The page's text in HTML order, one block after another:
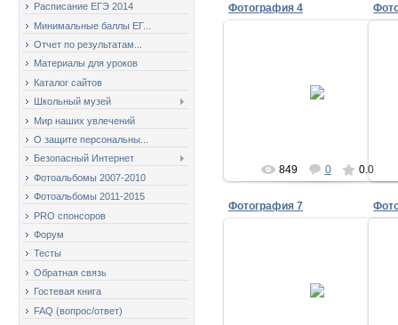
Расписание ЕГЭ 2014
Минимальные баллы ЕГ...
Отчет по результатам...
Материалы для уроков
Каталог сайтов
Школьный музей
Мир наших увлечений
О защите персональны...
Безопасный Интернет
Фотоальбомы 2007-2010
Фотоальбомы 2011-2015
PRO спонсоров
Форум
Тесты
Обратная связь
Гостевая книга
FAQ (вопрос/ответ)
Фотография 4
849 0 0.0
Фотография 7